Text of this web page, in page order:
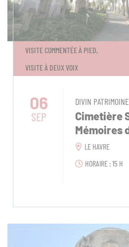
VISITE COMMENTÉE À PIED,
VISITE À DEUX VOIX
06
SEP
DIVIN PATRIMOINE
Cimetière
Mémoires
LE HAVRE
HORAIRE : 15 H